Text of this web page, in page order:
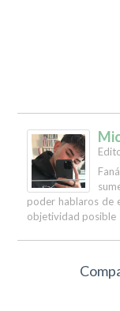
poder hablaros de
objetividad posible